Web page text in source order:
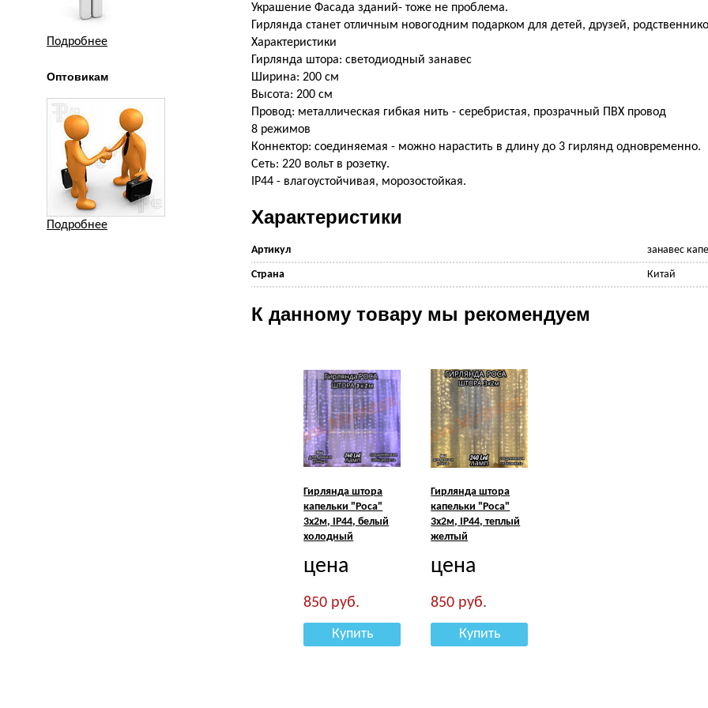
Подробнее
Оптовикам
Подробнее
Украшение Фасада зданий- тоже не проблема.
Гирлянда станет отличным новогодним подарком для детей, друзей,
Характеристики
Гирлянда штора: светодиодный занавес
Ширина: 200 см
Высота: 200 см
Провод: металлическая гибкая нить - серебристая, прозрачный ПВХ провод
8 режимов
Коннектор: соединяемая - можно нарастить в длину до 3 гирлянд одновременно.
Сеть: 220 вольт в розетку.
IP44 - влагоустойчивая, морозостойкая.
Характеристики
Артикул занавес
Страна Китай
К данному товару мы рекомендуем
Гирлянда штора
капельки "Роса"
3х2м, IP44, белый
холодный
цена
850 руб.
Купить
Гирлянда штора
капельки "Роса"
3х2м, IP44, теплый
желтый
цена
850 руб.
Купить